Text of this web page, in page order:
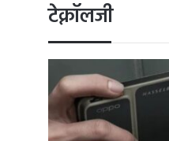
टेक्नॉलजी